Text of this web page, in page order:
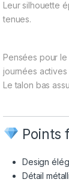
Leur silhouette
tenues.
Pensées pour
journées actives
Le talon bas
Points
Design
Détail